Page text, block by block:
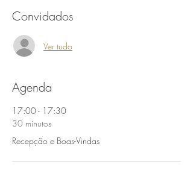
Convidados
Ver tudo
Agenda
17:00 - 17:30
30 minutos
Recepção e Boas-Vindas